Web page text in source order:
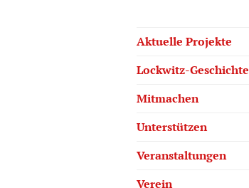
Aktuelle Projekte
Lockwitz-Geschichte
Mitmachen
Unterstützen
Veranstaltungen
Verein